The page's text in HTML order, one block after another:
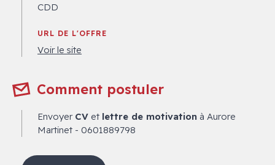
CDD
URL DE L'OFFRE
Voir le site
Comment postuler
Envoyer CV et lettre de motivation à Aurore
Martinet - 0601889798